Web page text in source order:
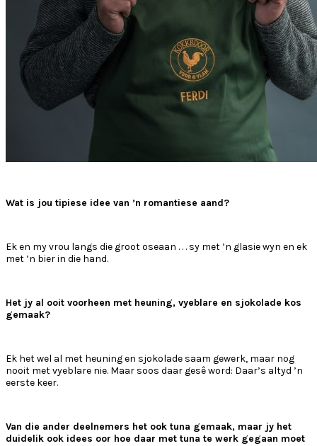
Wat is jou tipiese idee van ’n romantiese aand?
Ek en my vrou langs die groot oseaan . . . sy met ’n glasie wyn en ek
met ’n bier in die hand.
Het jy al ooit voorheen met heuning, vyeblare en sjokolade kos
gemaak?
Ek het wel al met heuning en sjokolade saam gewerk, maar nog
nooit met vyeblare nie. Maar soos daar gesê word: Daar’s altyd ’n
eerste keer.
Van die ander deelnemers het ook tuna gemaak, maar jy het
duidelik ook idees oor hoe daar met tuna te werk gegaan moet